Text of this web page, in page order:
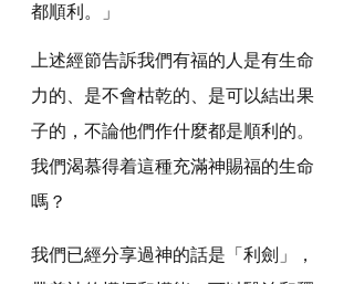
都順利。」
上述經節告訴我們有福的人是有生命
力的、是不會枯乾的、是可以結出果
子的，不論他們作什麼都是順利的。
我們渴慕得着這種充滿神賜福的生命
嗎？
我們已經分享過神的話是「利劍」，